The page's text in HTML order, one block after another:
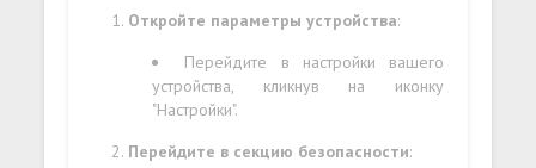
Откройте параметры устройства:
Перейдите в настройки вашего
устройства, кликнув на иконку
"Настройки".
Перейдите в секцию безопасности: